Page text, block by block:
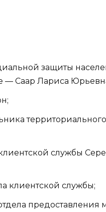
защиты
— Саар Лариса
службы
клиентской службы;